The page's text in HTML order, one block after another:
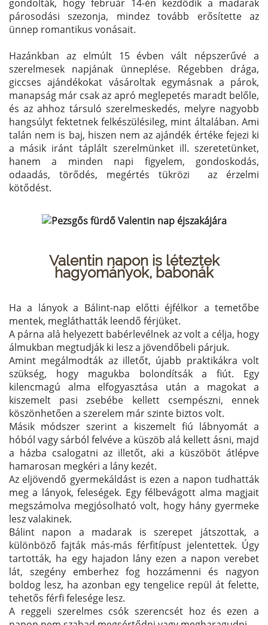
gondolták, hogy február 14-én kezdődik a madarak
párosodási szezonja, mindez tovább erősítette az
ünnep romantikus vonásait.
Hazánkban az elmúlt 15 évben vált népszerűvé a
szerelmesek napjának ünneplése. Régebben drága,
giccses ajándékokat vásároltak egymásnak a párok,
manapság már csak az apró meglepetés maradt belőle,
és az ahhoz társuló szerelmeskedés, melyre nagyobb
hangsúlyt fektetnek felkészülésileg, mint általában. Ami
talán nem is baj, hiszen nem az ajándék értéke fejezi ki
a másik iránt táplált szerelmünket ill. szeretetünket,
hanem a minden napi figyelem, gondoskodás,
odaadás, törődés, megértés tükrözi az érzelmi
kötődést.
Valentin napon is léteztek
hagyományok, babonák
Ha a lányok a Bálint-nap előtti éjfélkor a temetőbe
mentek, megláthatták leendő férjüket.
A párna alá helyezett babérlevélnek az volt a célja, hogy
álmukban megtudják ki lesz a jövendőbeli párjuk.
Amint megálmodták az illetőt, újabb praktikákra volt
szükség, hogy magukba bolondítsák a fiút. Egy
kilencmagú alma elfogyasztása után a magokat a
kiszemelt pasi zsebébe kellett csempészni, ennek
köszönhetően a szerelem már szinte biztos volt.
Másik módszer szerint a kiszemelt fiú lábnyomát a
hóból vagy sárból felvéve a küszöb alá kellett ásni, majd
a házba csalogatni az illetőt, aki a küszöböt átlépve
hamarosan megkéri a lány kezét.
Az eljövendő gyermekáldást is ezen a napon tudhatták
meg a lányok, feleségek. Egy félbevágott alma magjait
megszámolva megjósolható volt, hogy hány gyermeke
lesz valakinek.
Bálint napon a madarak is szerepet játszottak, a
különböző fajták más-más férfitípust jelentettek. Úgy
tartották, ha egy hajadon lány ezen a napon verebet
lát, szegény emberhez fog hozzámenni és nagyon
boldog lesz, ha azonban egy tengelice repül át felette,
tehetős férfi felesége lesz.
A reggeli szerelmes csók szerencsét hoz és ezen a